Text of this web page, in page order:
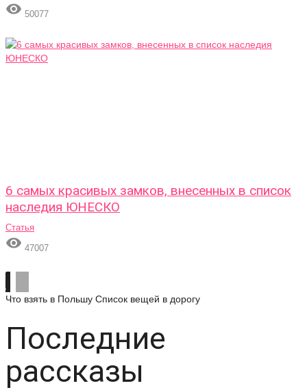
 50077
6 самых красивых замков, внесенных в список
наследия ЮНЕСКО
Статья
 47007
Что взять в Польшу Список вещей в дорогу
Последние
рассказы